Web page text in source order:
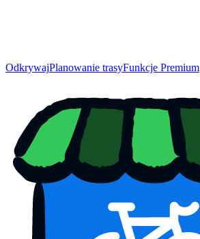
OdkrywajPlanowanie trasyFunkcje Premium